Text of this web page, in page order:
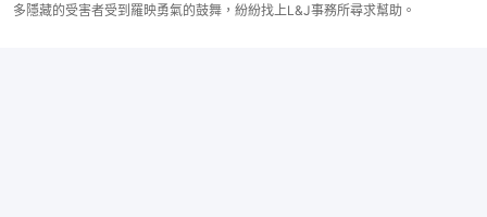
多隱藏的受害者受到羅映勇氣的鼓舞，紛紛找上L&J事務所尋求幫助。